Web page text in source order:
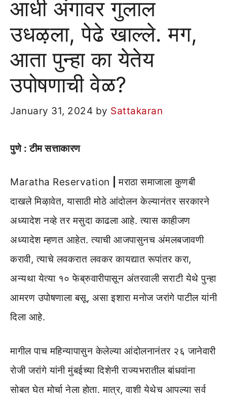
आधी अंगावर गुलाल
उधऴला, पेढे खाल्ले. मग,
आता पुन्हा का येतेय
उपोषणाची वेळ?
January 31, 2024 by Sattakaran
पुणे : टीम सत्ताकारण
Maratha Reservation |मराठा समाजाला कुणबी
दाखले मिऴावेत, यासाठी मोठे आंदोलन केल्यानंतर सरकारने
अध्यादेश नव्हे तर मसुदा काढला आहे. त्यास काहीजण
अध्यादेश म्हणत आहेत. त्याची आजपासुनच अंमलबजावणी
करावी, त्याचे लवकरात लवकर कायद्यात रूपांतर करा,
अन्यथा येत्या १० फेब्रुवारीपासून अंतरवाली सराटी येथे पुन्हा
आमरण उपोषणाला बसू, असा इशारा मनोज जरांगे पाटील यांनी
दिला आहे.
मागील पाच महिन्यापासुन केलेल्या आंदोलनानंतर २६ जानेवारी
रोजी जरांगे यांनी मुंबईच्या दिशेनी राज्यभरातील बांधवांना
सोबत घेत मोर्चा नेला होता. मात्र, वाशी येथेच आपल्या सर्व